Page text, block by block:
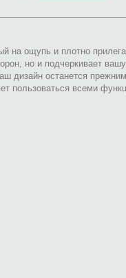
на ощупь и плотно
но и подчеркивает вашу
дизайн останется
пользоваться всеми